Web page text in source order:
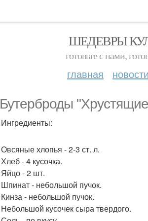
ШЕДЕВРЫ
готовьте с нами,
главная новости
Бутерброды
Ингредиенты:
Овсяные хлопья - 2-3 ст. л.
Хлеб - 4 кусочка.
Яйцо - 2 шт.
Шпинат - небольшой пучок.
Кинза - небольшой пучок.
Небольшой кусочек сыра твердого.